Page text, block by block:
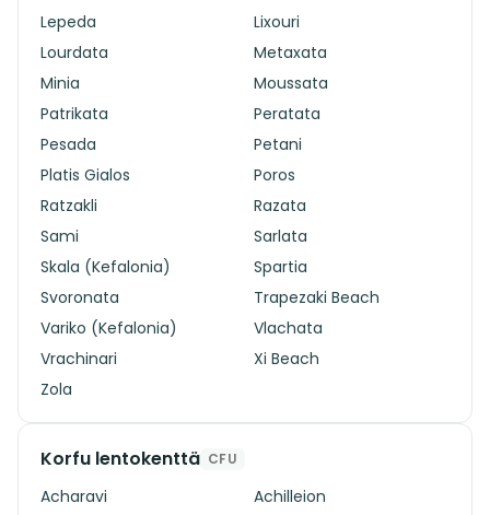
Lepeda
Lixouri
Lourdata
Metaxata
Minia
Moussata
Patrikata
Peratata
Pesada
Petani
Platis Gialos
Poros
Ratzakli
Razata
Sami
Sarlata
Skala (Kefalonia)
Spartia
Svoronata
Trapezaki Beach
Variko (Kefalonia)
Vlachata
Vrachinari
Xi Beach
Zola
Korfu lentokenttä CFU
Acharavi
Achilleion